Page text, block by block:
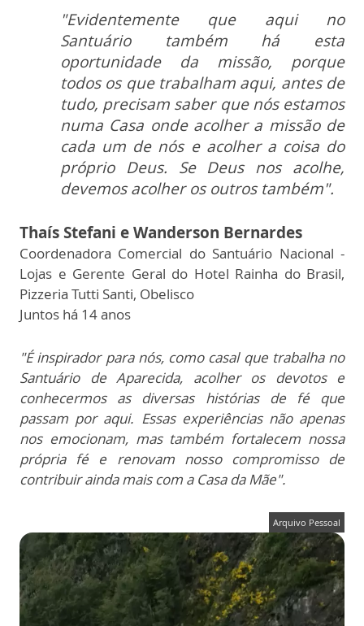
"Evidentemente que aqui no
Santuário também há esta
oportunidade da missão, porque
todos os que trabalham aqui, antes de
tudo, precisam saber que nós estamos
numa Casa onde acolher a missão de
cada um de nós e acolher a coisa do
próprio Deus. Se Deus nos acolhe,
devemos acolher os outros também".
Thaís Stefani e Wanderson Bernardes
Coordenadora Comercial do Santuário Nacional -
Lojas e Gerente Geral do Hotel Rainha do Brasil,
Pizzeria Tutti Santi, Obelisco
Juntos há 14 anos
"É inspirador para nós, como casal que trabalha no
Santuário de Aparecida, acolher os devotos e
conhecermos as diversas histórias de fé que
passam por aqui. Essas experiências não apenas
nos emocionam, mas também fortalecem nossa
própria fé e renovam nosso compromisso de
contribuir ainda mais com a Casa da Mãe".
Arquivo Pessoal